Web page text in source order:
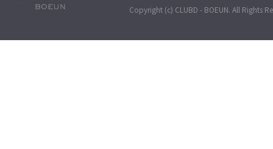
Copyright (c) CLUBD - BOEUN. All Rights